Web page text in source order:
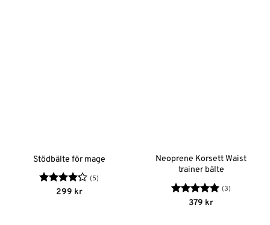
Stödbälte för mage
Betygsatt
(5)
299 kr
Neoprene Korsett Waist
trainer bälte
Betygsatt5
(3)
379 kr